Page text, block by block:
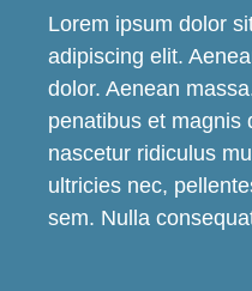
Lorem ipsum dolor
adipiscing elit.
dolor. Aenean
penatibus et magnis
nascetur ridiculus
ultricies nec,
sem. Nulla